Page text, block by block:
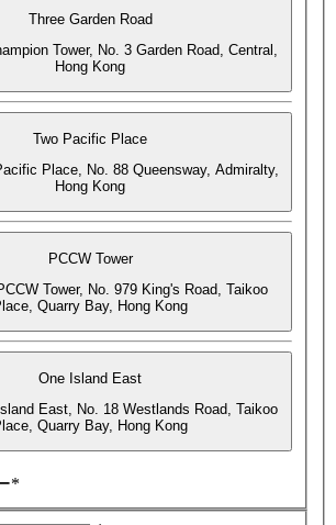
Three Garden Road
Tower, No. 3 Garden Road, Central,
Hong Kong
Two Pacific Place
Place, No. 88 Queensway, Admiralty,
Hong Kong
PCCW Tower
Tower, No. 979 King's Road, Taikoo
Quarry Bay, Hong Kong
One Island East
East, No. 18 Westlands Road, Taikoo
Quarry Bay, Hong Kong
*